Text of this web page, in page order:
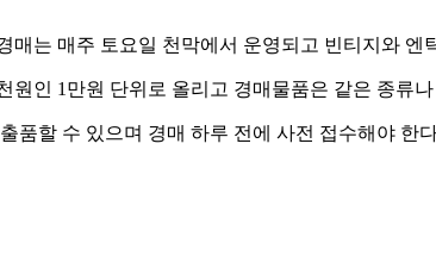
매는 매주 토요일 천막에서 운영되고 빈티지와
원인 1만원 단위로 올리고 경매물품은 같은 종
품할 수 있으며 경매 하루 전에 사전 접수해야 한